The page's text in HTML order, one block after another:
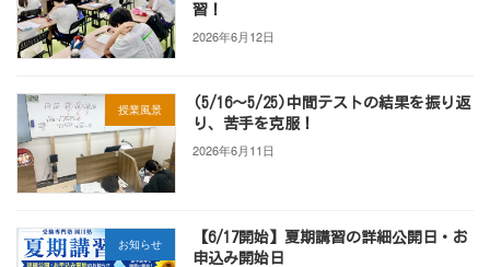
習！
2026年6月12日
授業風景
(5/16～5/25)中間テストの結果を振り返
り、苦手を克服！
2026年6月11日
お知らせ
【6/17開始】夏期講習の詳細公開日・お
申込み開始日